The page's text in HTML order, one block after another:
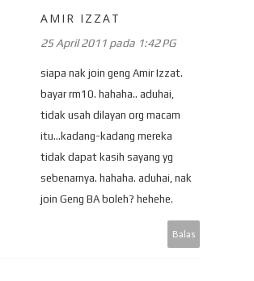
AMIR IZZAT
25 April 2011 pada 1:42 PG
siapa nak join geng Amir Izzat.
bayar rm10. hahaha.. aduhai,
tidak usah dilayan org macam
itu...kadang-kadang mereka
tidak dapat kasih sayang yg
sebenarnya. hahaha. aduhai, nak
join Geng BA boleh? hehehe.
Balas